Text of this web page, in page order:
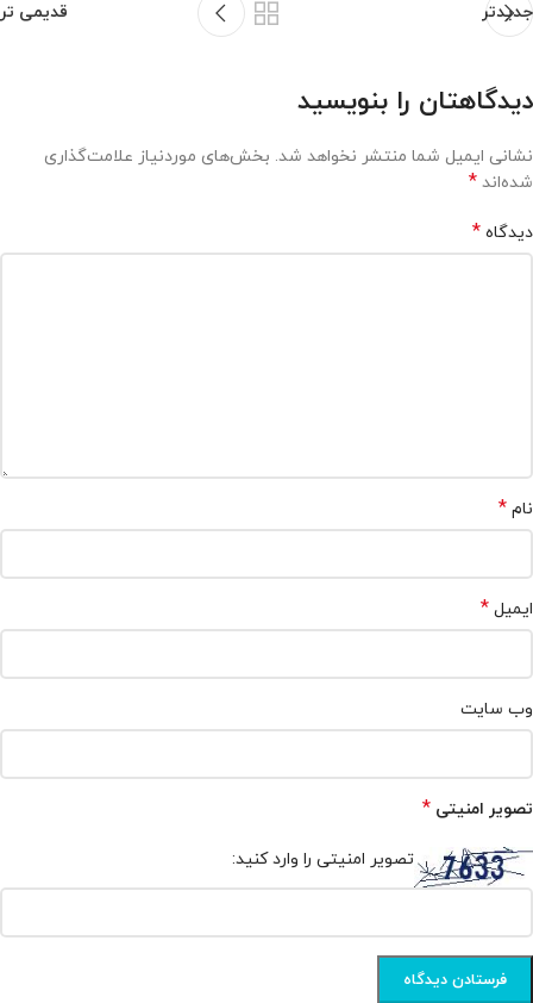
جدیدتر قدیمی تر
دیدگاهتان را بنویسید
نشانی ایمیل شما منتشر نخواهد شد. بخش‌های موردنیاز علامت‌گذاری
شده‌اند *
دیدگاه *
نام *
ایمیل *
وب‌ سایت
تصویر امنیتی *
تصویر امنیتی را وارد کنید: